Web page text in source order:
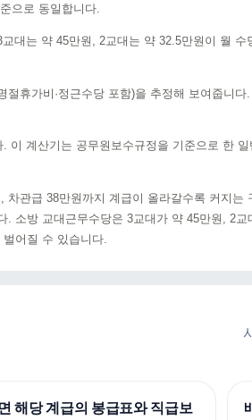
으로 동일합니다.
대는 약 45만원, 2교대는 약 32.5만원이 월
휴가비·정근수당 포함)을 추정해 보여줍니
계산기는 공무원보수규정을 기준으로 한
관급 38만원까지 계급이 올라갈수록 커지
소방 교대근무수당은 3교대가 약 45만원, 2
어질 수 있습니다.
해당 계급의 봉급표와 직급보